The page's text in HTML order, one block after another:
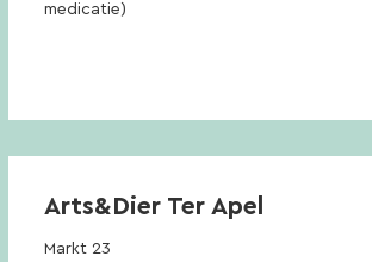
medicatie)
Arts&Dier Ter Apel
Markt 23